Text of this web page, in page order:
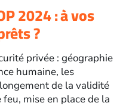
2024 : à vos
?
privée : géographie
humaine, les
de la validité
mise en place de la